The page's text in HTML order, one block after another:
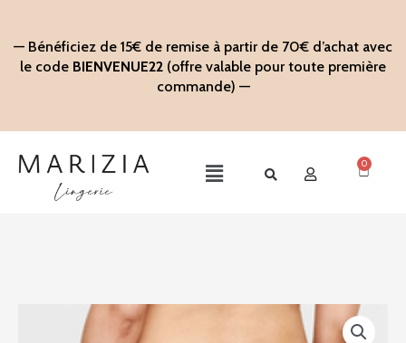
contenu
— Bénéficiez de 15€ de remise à partir de 70€ d’achat avec
le code BIENVENUE22 (offre valable pour toute première
commande) —
Main
0
Panier